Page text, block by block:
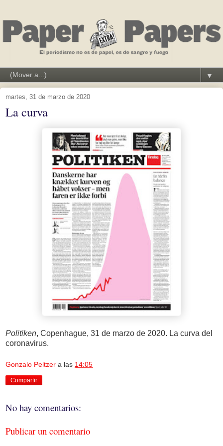
▼
martes, 31 de marzo de 2020
La curva
Politiken, Copenhague, 31 de marzo de 2020. La curva del
coronavirus.
Gonzalo Peltzer a las 14:05
Compartir
No hay comentarios:
Publicar un comentario